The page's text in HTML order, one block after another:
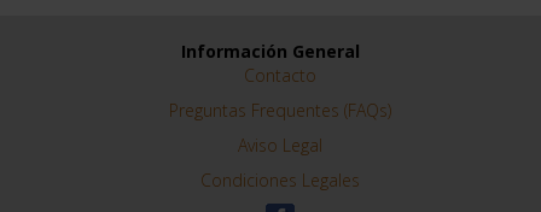
Información General
Contacto
Preguntas Frequentes (FAQs)
Aviso Legal
Condiciones Legales